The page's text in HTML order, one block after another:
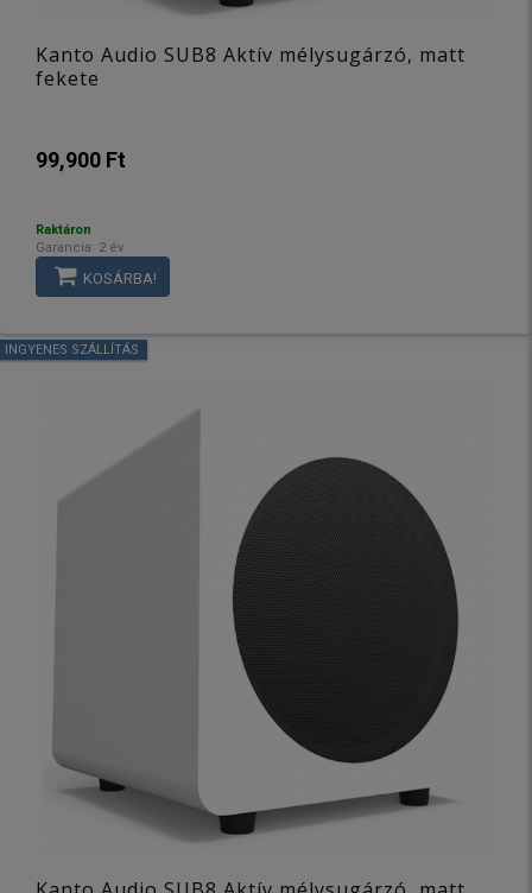
Kanto Audio SUB8 Aktív mélysugárzó, matt
fekete
99,900 Ft
Raktáron
Garancia: 2 év
KOSÁRBA!
INGYENES SZÁLLÍTÁS